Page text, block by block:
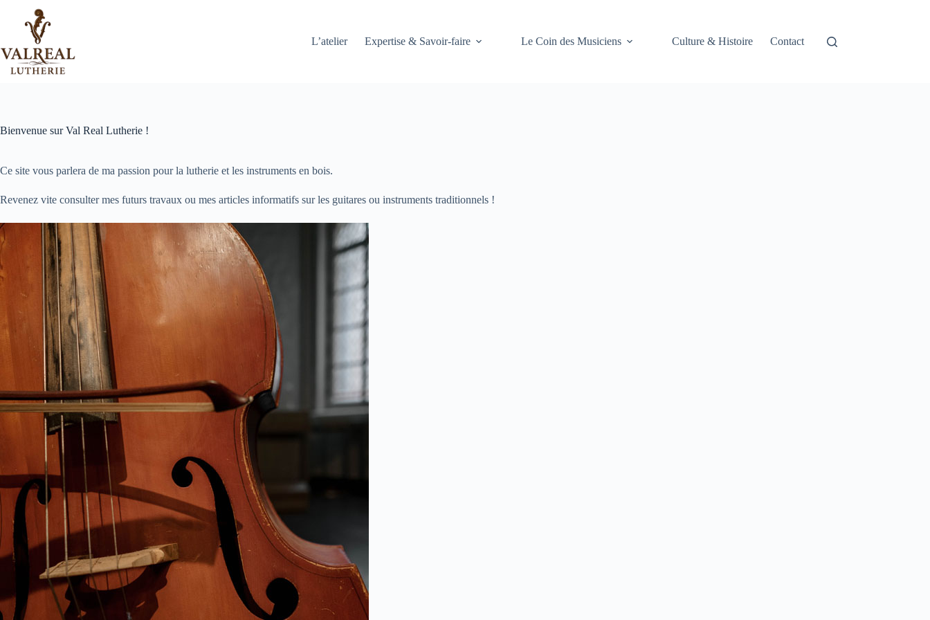
contenu
L’atelier
Expertise & Savoir-faire Le Coin des Musiciens Culture & Histoire Contact
Bienvenue sur Val Real Lutherie !
Ce site vous parlera de ma passion pour la lutherie et les instruments en bois.
Revenez vite consulter mes futurs travaux ou mes articles informatifs sur les guitares ou instruments traditionnels !